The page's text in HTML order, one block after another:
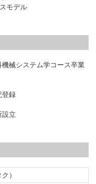
モデル
械システム学コース卒業
録
立
）